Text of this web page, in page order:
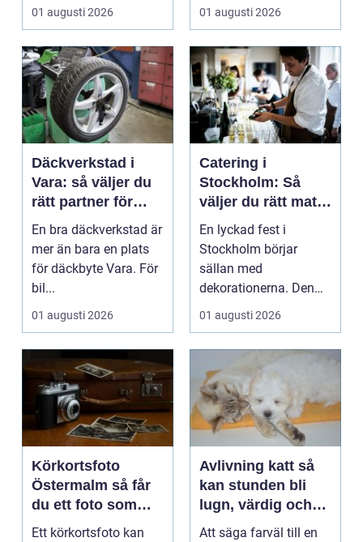
från vindkr...
01 augusti 2026 01 augusti 2026
Däckverkstad i
Vara: så väljer du
rätt partner för
säker körning året
runt
En bra däckverkstad är
mer än bara en plats
för däckbyte Vara. För
bil...
01 augusti 2026
Catering i
Stockholm: Så
väljer du rätt mat
till ditt evenemang
En lyckad fest i
Stockholm börjar
sällan med
dekorationerna. Den
börjar i köket....
01 augusti 2026
Körkortsfoto
Östermalm så får
du ett foto som
alltid blir godkänt
Ett körkortsfoto kan
Avlivning katt så
kan stunden bli
lugn, värdig och
trygg
Att säga farväl till en